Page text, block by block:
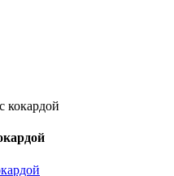
кокардой